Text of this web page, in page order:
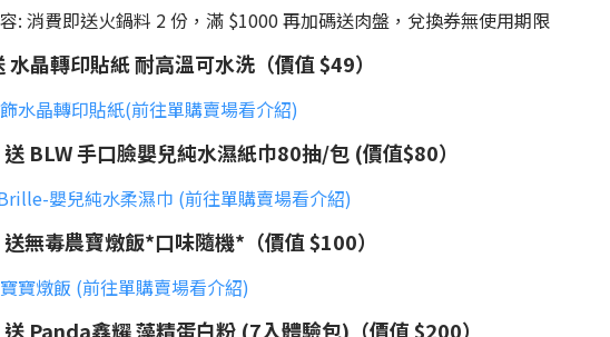
: 消費即送火鍋料 2 份，滿 $1000 再加碼送肉盤，兌換券無使用期限
晶轉印貼紙 耐高溫可水洗（價值 $49）
水晶轉印貼紙(前往單購賣場看介紹)
BLW 手口臉嬰兒純水濕紙巾80抽/包 (價值$80）
嬰兒純水柔濕巾 (前往單購賣場看介紹)
無毒農寶燉飯*口味隨機*（價值 $100）
寶燉飯 (前往單購賣場看介紹)
Panda鑫耀 藻精蛋白粉 (7入體驗包)（價值 $200）